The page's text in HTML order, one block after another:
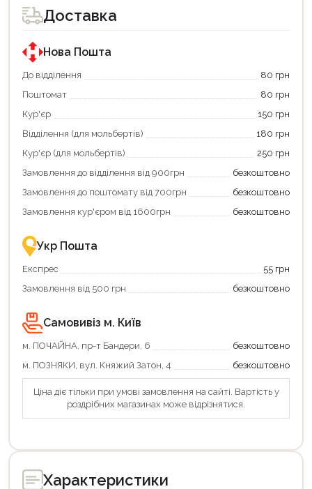
для
покупки
державною
програмою
єКнига.
Використовуйте
карту
щоб
зекономити
та
отримати
переваги!
картою
єКнига
–
зручно
та
для
покупки
державною
програмою
«Національний
кешбек».
покупку
«Національний
кешбек»
та
отримуйте
повернення
Економте
більше
разом
державною
підтримкою!
Доставка
Нова Пошта
До відділення
80 грн
Поштомат
80 грн
Кур'єр
150 грн
Відділення (для мольбертів)
180 грн
Кур'єр (для мольбертів)
250 грн
Замовлення до відділення від 900грн
безкоштовно
Замовлення до поштомату від 700грн
безкоштовно
Замовлення кур'єром від 1600грн
безкоштовно
Укр Пошта
Експрес
55 грн
Замовлення від 500 грн
безкоштовно
Самовивіз м. Київ
м. ПОЧАЙНА, пр-т Бандери, 6
безкоштовно
м. ПОЗНЯКИ, вул. Княжий Затон, 4
безкоштовно
Ціна діє тільки при умові замовлення на сайті. Вартість у
роздрібних магазинах може відрізнятися.
Характеристики